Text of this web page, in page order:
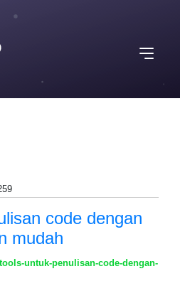
code dengan
mudah
untuk-penulisan-code-dengan-